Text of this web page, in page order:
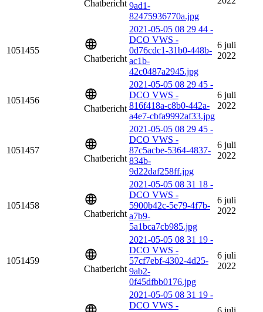
Chatbericht 9ad1-
82475936770a.jpg
1051455
Chatbericht
2021-05-05 08 29 44 -
DCO VWS -
0d76cdc1-31b0-448b-
ac1b-
42c0487a2945.jpg
6 juli
2022
1051456
Chatbericht
2021-05-05 08 29 45 -
DCO VWS -
816f418a-c8b0-442a-
a4e7-cbfa9992af33.jpg
6 juli
2022
1051457
Chatbericht
2021-05-05 08 29 45 -
DCO VWS -
87c5acbe-5364-4837-
834b-
9d22daf258ff.jpg
6 juli
2022
1051458
Chatbericht
2021-05-05 08 31 18 -
DCO VWS -
5900b42c-5e79-4f7b-
a7b9-
5a1bca7cb985.jpg
6 juli
2022
1051459
Chatbericht
2021-05-05 08 31 19 -
DCO VWS -
57cf7ebf-4302-4d25-
9ab2-
0f45dfbb0176.jpg
6 juli
2022
2021-05-05 08 31 19 -
DCO VWS -